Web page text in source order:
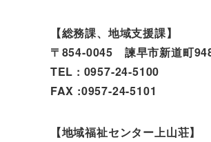
【総務課、地域支援課】
〒854-0045 諫早市新道町
TEL : 0957-24-5100
FAX :0957-24-5101
【地域福祉センター上山荘】